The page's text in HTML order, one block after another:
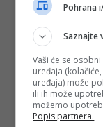
Pohrana
Saznajte
Vaši će se
uređaja
uređaja) može
ili ih može
možemo
Popis partnera.